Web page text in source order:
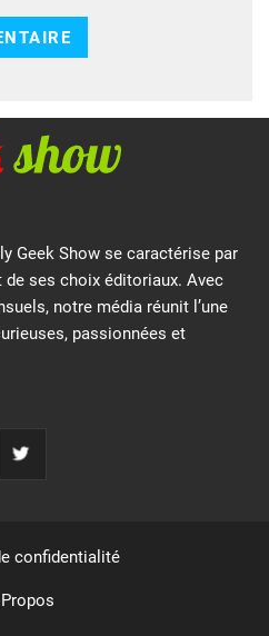
Geek Show se caractérise par
ses choix éditoriaux. Avec
notre média réunit l’une
passionnées et
confidentialité